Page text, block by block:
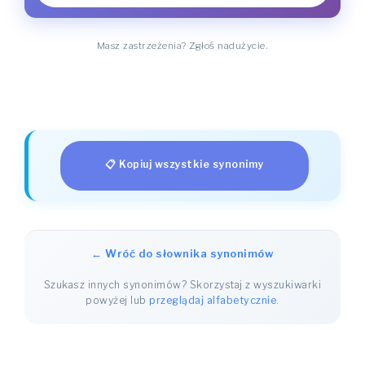
Masz zastrzeżenia? Zgłoś nadużycie.
📋 Kopiuj wszystkie synonimy
← Wróć do słownika synonimów
Szukasz innych synonimów? Skorzystaj z wyszukiwarki
powyżej lubprzeglądaj alfabetycznie